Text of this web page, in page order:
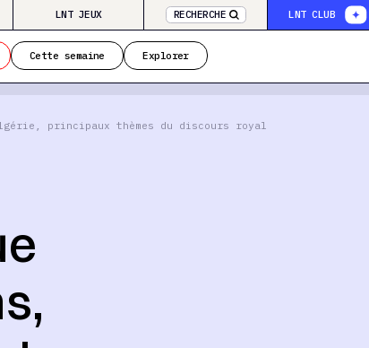
LNT JEUX RECHERCHE LNT CLUB
Cette semaine Explorer
principaux thèmes du discours royal